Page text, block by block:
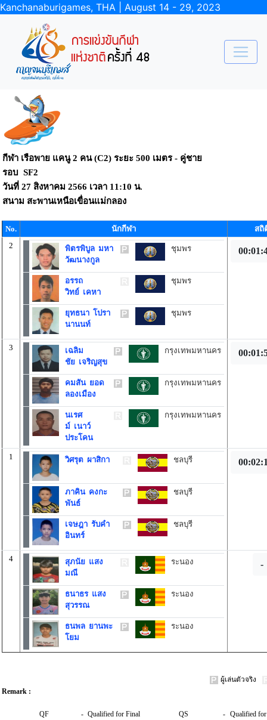
Kanchanaburigames, THA | August 14 - 29, 2023
กีฬา เรือพาย แคนู 2 คน (C2) ระยะ 500 เมตร - คู่ชาย
รอบ SF2
วันที่ 27 สิงหาคม 2566 เวลา 11:10 น.
สนาม สะพานเหนือเขื่อนแม่กลอง
No. นักกีฬา
สถิ
2
พิตรพิบูล มหา
วัฒนางกูล
ชุมพร
อรรถ
วิทย์ เคหา
ชุมพร
ยุทธนา โปรา
นานนท์
ชุมพร
3
เฉลิม
ชัย เจริญสุข
กรุงเทพมหานคร
คมสัน ยอด
ลองเมือง
กรุงเทพมหานคร
นเรศ
ม์ เนาว์
ประโคน
กรุงเทพมหานคร
1 วิศรุต ผาสิกา ชลบุรี
ภาคิน คงกะ
พันธ์
ชลบุรี
เจษฎา รับคำ
อินทร์
ชลบุรี
4
สุภนัย แสง
มณี
ระนอง
ธนาธร แสง
สุวรรณ
ระนอง
ธนพล ยานพะ
โยม
ระนอง
-
ผู้เล่นตัวจริง
Remark :
QF - Qualified for Final QS -
Qualified